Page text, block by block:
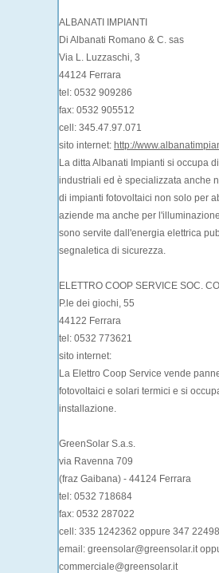
ALBANATI IMPIANTI
Di Albanati Romano & C. sas
Via L. Luzzaschi, 3
44124 Ferrara
tel: 0532 909286
fax: 0532 905512
cell: 345.47.97.071
sito internet: http://
La ditta Albanati Impianti si occupa
industriali ed è specializzata anche
di impianti fotovoltaici non solo per
aziende ma anche per
sono servite dall'energia elettrica
segnaletica di sicurezza.
ELETTRO COOP SERVICE SOC.
P.le dei giochi, 55
44122 Ferrara
tel: 0532 773621
sito internet:
La Elettro Coop Service vende
fotovoltaici e solari termici e si
installazione.
GreenSolar S.a.s.
via Ravenna 709
(fraz Gaibana) - 44124 Ferrara
tel: 0532 718684
fax: 0532 287022
cell: 335 1242362 oppure 347
email: greensolar@greensolar.it
commerciale@greensolar.it